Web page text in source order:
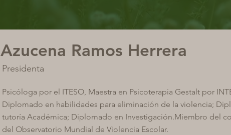
Azucena Ramos Herrera
Presidenta
Psicóloga por el ITESO, Maestra en Psicoterapia Gestalt por
Diplomado en habilidades para eliminación de la violencia;
tutoría Académica; Diplomado en Investigación.Miembro del
del Observatorio Mundial de Violencia Escolar.